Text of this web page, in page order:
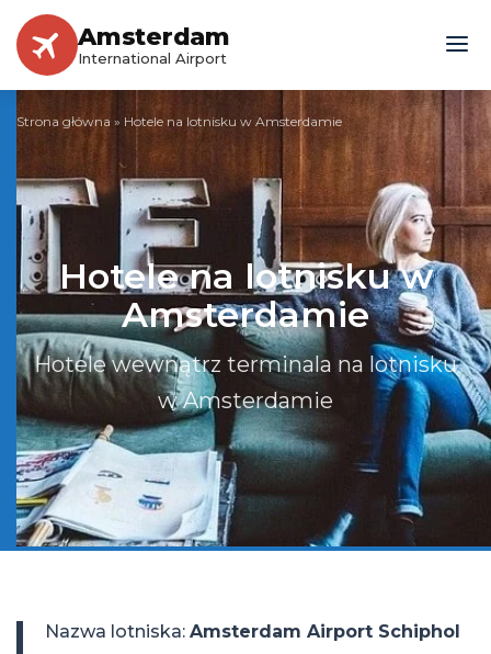
Amsterdam
International Airport
Strona główna » Hotele na lotnisku w Amsterdamie
Hotele na lotnisku w
Amsterdamie
Hotele wewnątrz terminala na lotnisku
w Amsterdamie
Nazwa lotniska: Amsterdam Airport Schiphol